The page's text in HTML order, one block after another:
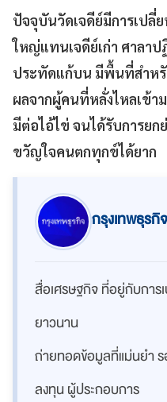
ปัจจุบันวัดเจดีย์มีการเปลี่
ใหญ่แทนเจดีย์เก่า ศาลา
ประทัดแก้บน มีพื้นที่สำหรั
ผลจากผู้คนที่หลั่งไหลเข้า
มีต่อไอ้ไข่ จนได้รับการยก
ขวัญใจคนตกทุกข์ได้ยาก
กรุงเทพธุรกิจ
สื่อเศรษฐกิจ ที่อยู่กับการ
ยาวนาน
ถ่ายทอดข้อมูลที่แม่นยำ
ลงทุน ผู้ประกอบการ